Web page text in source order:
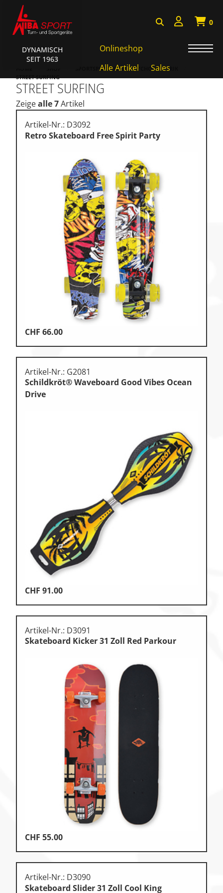
DYNAMISCH
SEIT 1963
0
Onlineshop
Alle Artikel
Sales
Badminton, Faustball
Basketball Systeme
Fitness, Funktional Training
Fussball-, Handballtore
Hockey, Base-, Tchouk-,
Funball
Kampfsport
Klettern
Leichtathletik
Objekteinrichtungen
Sportspielgeräte,
Psychomotorik
Technische Dokumentation
Therapiebedarf
Turnen, Gymnastik, Ballett
SPORTSPIELGERÄTE, PSYCHOMOTORIK
STREET SURFING
STREET SURFING
Zeigealle 7Artikel
Artikel-Nr.: D3092
Retro Skateboard Free Spirit Party
CHF 66.00
Artikel-Nr.: G2081
Schildkröt® Waveboard Good Vibes Ocean
Drive
CHF 91.00
Artikel-Nr.: D3091
Skateboard Kicker 31 Zoll Red Parkour
CHF 55.00
Artikel-Nr.: D3090
Skateboard Slider 31 Zoll Cool King